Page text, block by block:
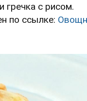
гречка с рисом.
по ссылке: